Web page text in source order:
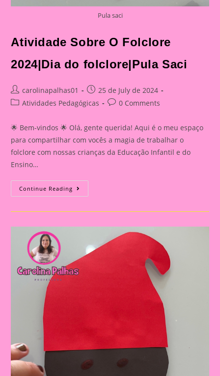
Pula saci
Atividade Sobre O Folclore
2024|Dia do folclore|Pula Saci
Post
author:
carolinapalhas01
Post
published:
25 de July de 2024
PostAtividades Pedagógicas
Post0 Comments
🌟 Bem-vindos 🌟 Olá, gente querida! Aqui é o meu espaço
para compartilhar com vocês a magia de trabalhar o
folclore com nossas crianças da Educação Infantil e do
Ensino…
Continue Reading Atividade
Sobre
Folclore|Pula